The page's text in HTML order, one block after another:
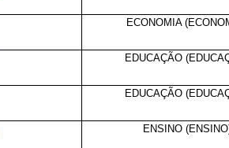
ECONOMIA
EDUCAÇÃO
EDUCAÇÃO
ENSINO